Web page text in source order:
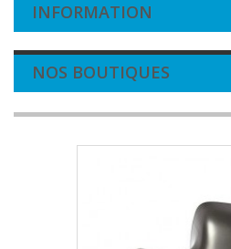
INFORMATION
NOS BOUTIQUES